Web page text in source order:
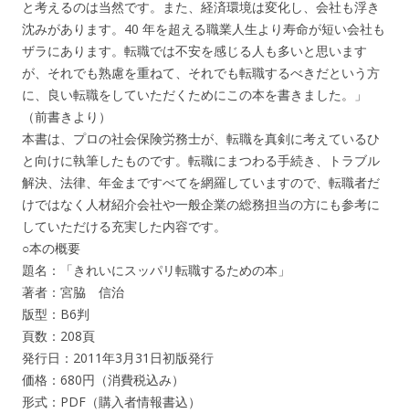
と考えるのは当然です。また、経済環境は変化し、会社も浮き
沈みがあります。40 年を超える職業人生より寿命が短い会社も
ザラにあります。転職では不安を感じる人も多いと思います
が、それでも熟慮を重ねて、それでも転職するべきだという方
に、良い転職をしていただくためにこの本を書きました。」
（前書きより）
本書は、プロの社会保険労務士が、転職を真剣に考えているひ
と向けに執筆したものです。転職にまつわる手続き、トラブル
解決、法律、年金まですべてを網羅していますので、転職者だ
けではなく人材紹介会社や一般企業の総務担当の方にも参考に
していただける充実した内容です。
○本の概要
題名：「きれいにスッパリ転職するための本」
著者：宮脇 信治
版型：B6判
頁数：208頁
発行日：2011年3月31日初版発行
価格：680円（消費税込み）
形式：PDF（購入者情報書込）